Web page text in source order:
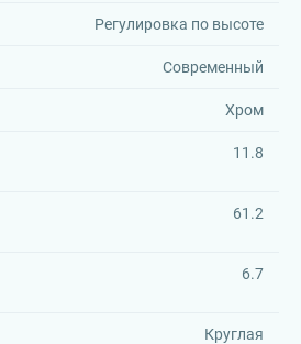
Регулировка по высоте
Современный
Хром
11.8
61.2
6.7
Круглая